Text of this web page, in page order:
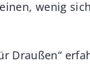
wenig
Draußen“